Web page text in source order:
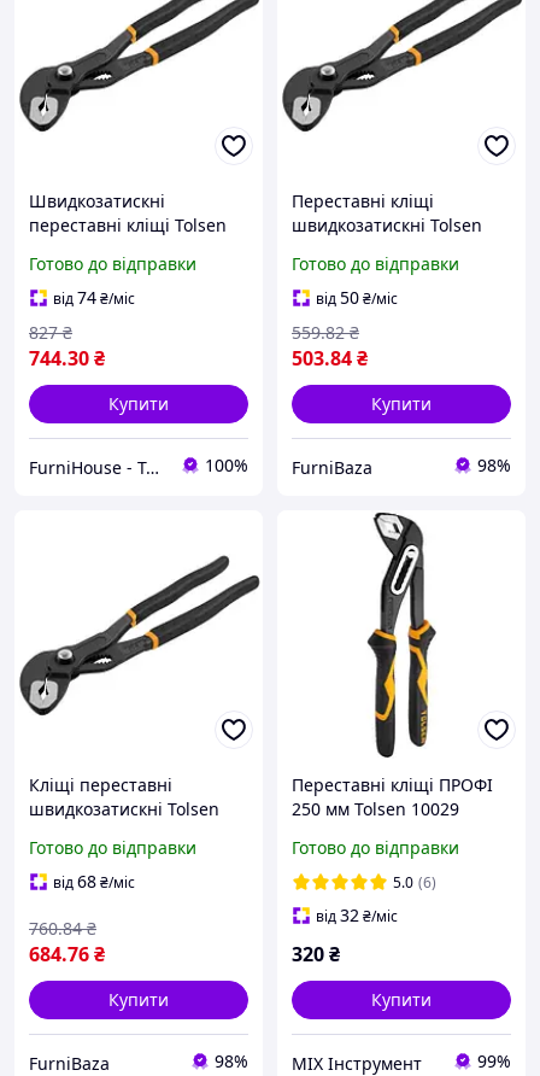
Швидкозатискні
переставні кліщі Tolsen
робіт Розвідні кліщі
захоплення до 44 мм
Готово до відправки
від74₴/міс
744.30₴
827 ₴
Купити
FurniHouse - Товари для дому та саду 100%
Переставні кліщі
швидкозатискні Tolsen
з кованої CrV сталі для
сантехніки, слюсарних та
монтажних робіт
Готово до відправки
від50₴/міс
503.84₴
559.82 ₴
Купити
FurniBaza 98%
Кліщі переставні
швидкозатискні Tolsen
захопленням до 44 мм
для сантехніки та
Готово до відправки
від68₴/міс
684.76₴
760.84 ₴
Купити
FurniBaza 98%
Переставні кліщі ПРОФІ
250 мм Tolsen 10029
Готово до відправки
5.0 (6)
від32₴/міс
320₴
Купити
MIX Інструмент 99%